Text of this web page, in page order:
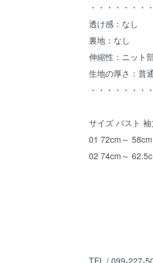
・・・・・・・
透け感：なし
裏地：なし
伸縮性：ニット
生地の厚さ：普通
・・・・・・・
サイズ バス
01 72cm～
02 74cm～
TEL / 099-227-